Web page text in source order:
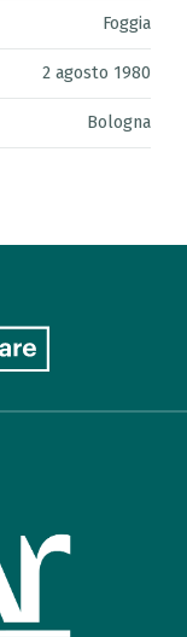
Foggia
2 agosto 1980
Bologna